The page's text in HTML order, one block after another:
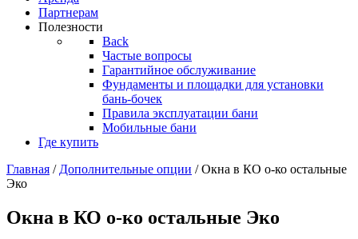
Партнерам
Полезности
Back
Частые вопросы
Гарантийное обслуживание
Фундаменты и площадки для установки
бань-бочек
Правила эксплуатации бани
Мобильные бани
Где купить
Главная / Дополнительные опции / Окна в КО о-ко остальные
Эко
Окна в КО о-ко остальные Эко